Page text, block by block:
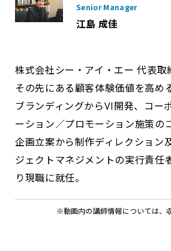
Senior Manager
江島 成佳
株式会社シー・アイ・エー 代表取
その先にある顧客体験価値を⾼め
ブランディングからVI開発、コー
ーション／プロモーション施策の
企画⽴案から制作ディレクション
ジェクトマネジメントの実⾏責任
り現職に就任。
※動画内の講師情報については、